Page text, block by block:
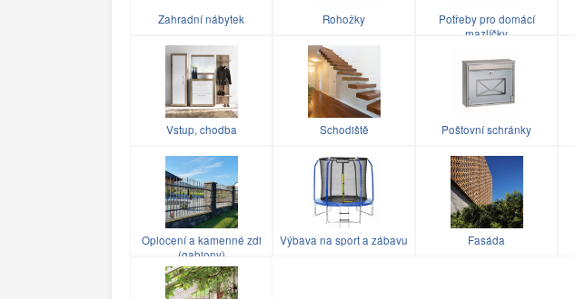
Zahradní nábytek Rohožky
Potřeby pro domácí
mazlíčky
Vstup, chodba Schodiště Poštovní schránky
Oplocení a kamenné zdi
(gabiony)
Výbava na sport a zábavu Fasáda